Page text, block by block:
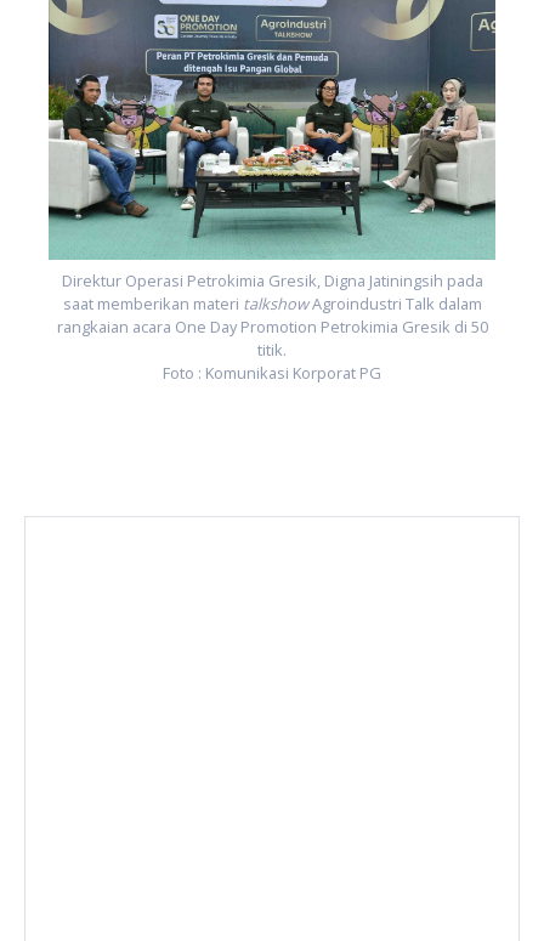
Direktur Operasi Petrokimia Gresik, Digna Jatiningsih pada
saat memberikan materi talkshowAgroindustri Talk dalam
rangkaian acara One Day Promotion Petrokimia Gresik di 50
titik.
Foto : Komunikasi Korporat PG